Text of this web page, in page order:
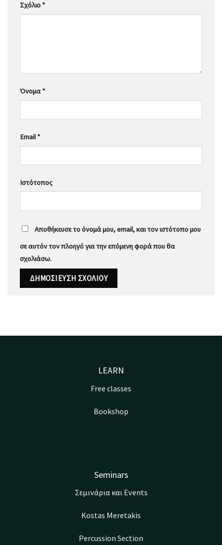
Σχόλιο *
Όνομα *
Email*
Ιστότοπος
Αποθήκευσε το όνομά μου, email, και τον ιστότοπο μου
σε αυτόν τον πλοηγό για την επόμενη φορά που θα
σχολιάσω.
LEARN
Free classes
Bookshop
Seminars
Σεμινάρια και Events
Kostas Meretakis
Percussion Section